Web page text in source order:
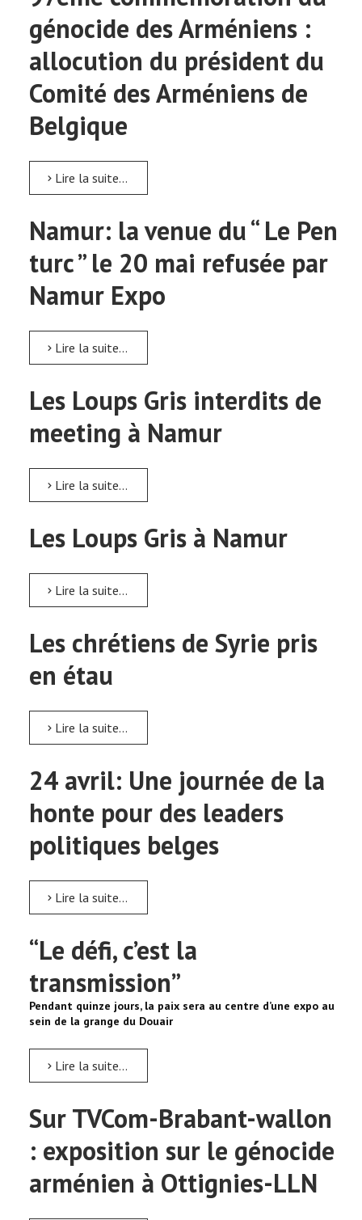
génocide des Arméniens :
allocution du président du
Comité des Arméniens de
Belgique
Lire la suite...
Namur: la venue du “ Le Pen
turc ” le 20 mai refusée par
Namur Expo
Lire la suite...
Les Loups Gris interdits de
meeting à Namur
Lire la suite...
Les Loups Gris à Namur
Lire la suite...
Les chrétiens de Syrie pris
en étau
Lire la suite...
24 avril: Une journée de la
honte pour des leaders
politiques belges
Lire la suite...
“Le défi, c’est la
transmission”
Pendant quinze jours, la paix sera au centre d’une expo au
sein de la grange du Douair
Lire la suite...
Sur TVCom-Brabant-wallon
: exposition sur le génocide
arménien à Ottignies-LLN